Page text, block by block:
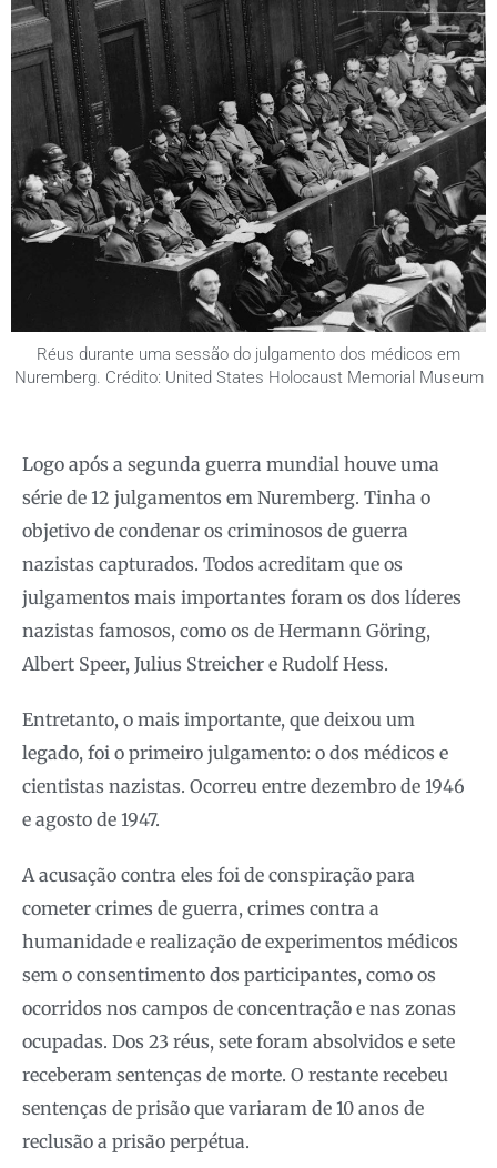
Réus durante uma sessão do julgamento dos médicos em
Nuremberg. Crédito: United States Holocaust Memorial Museum
Logo após a segunda guerra mundial houve uma
série de 12 julgamentos em Nuremberg. Tinha o
objetivo de condenar os criminosos de guerra
nazistas capturados. Todos acreditam que os
julgamentos mais importantes foram os dos líderes
nazistas famosos, como os de Hermann Göring,
Albert Speer, Julius Streicher e Rudolf Hess.
Entretanto, o mais importante, que deixou um
legado, foi o primeiro julgamento: o dos médicos e
cientistas nazistas. Ocorreu entre dezembro de 1946
e agosto de 1947.
A acusação contra eles foi de conspiração para
cometer crimes de guerra, crimes contra a
humanidade e realização de experimentos médicos
sem o consentimento dos participantes, como os
ocorridos nos campos de concentração e nas zonas
ocupadas. Dos 23 réus, sete foram absolvidos e sete
receberam sentenças de morte. O restante recebeu
sentenças de prisão que variaram de 10 anos de
reclusão a prisão perpétua.